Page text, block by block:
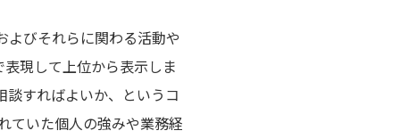
びそれらに関わる活動や
現して上位から表示しま
談すればよいか、というコ
ていた個人の強みや業務経